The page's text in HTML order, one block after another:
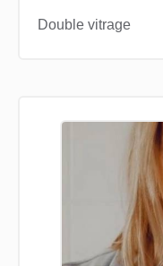
Double vitrage